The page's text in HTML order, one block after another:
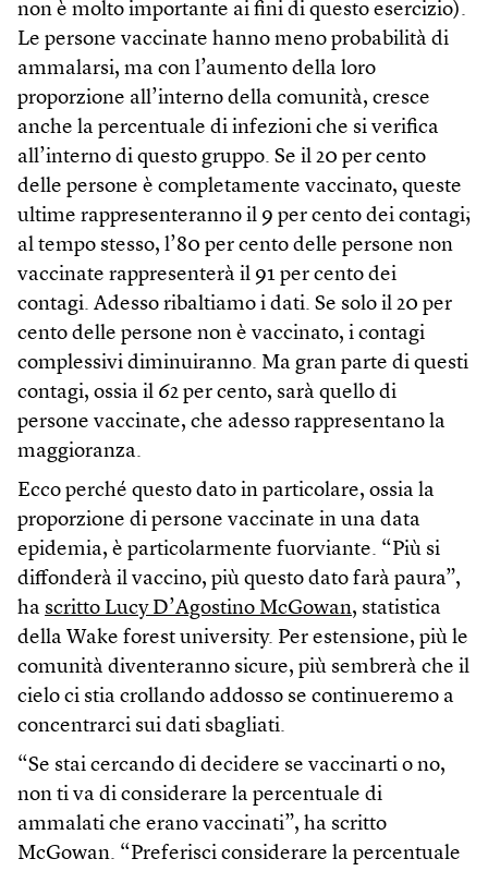
non è molto importante ai fini di questo esercizio).
Le persone vaccinate hanno meno probabilità di
ammalarsi, ma con l’aumento della loro
proporzione all’interno della comunità, cresce
anche la percentuale di infezioni che si verifica
all’interno di questo gruppo. Se il 20 per cento
delle persone è completamente vaccinato, queste
ultime rappresenteranno il 9 per cento dei contagi;
al tempo stesso, l’80 per cento delle persone non
vaccinate rappresenterà il 91 per cento dei
contagi. Adesso ribaltiamo i dati. Se solo il 20 per
cento delle persone non è vaccinato, i contagi
complessivi diminuiranno. Ma gran parte di questi
contagi, ossia il 62 per cento, sarà quello di
persone vaccinate, che adesso rappresentano la
maggioranza.
Ecco perché questo dato in particolare, ossia la
proporzione di persone vaccinate in una data
epidemia, è particolarmente fuorviante. “Più si
diffonderà il vaccino, più questo dato farà paura”,
ha scritto Lucy D’Agostino McGowan, statistica
della Wake forest university. Per estensione, più le
comunità diventeranno sicure, più sembrerà che il
cielo ci stia crollando addosso se continueremo a
concentrarci sui dati sbagliati.
“Se stai cercando di decidere se vaccinarti o no,
non ti va di considerare la percentuale di
ammalati che erano vaccinati”, ha scritto
McGowan. “Preferisci considerare la percentuale